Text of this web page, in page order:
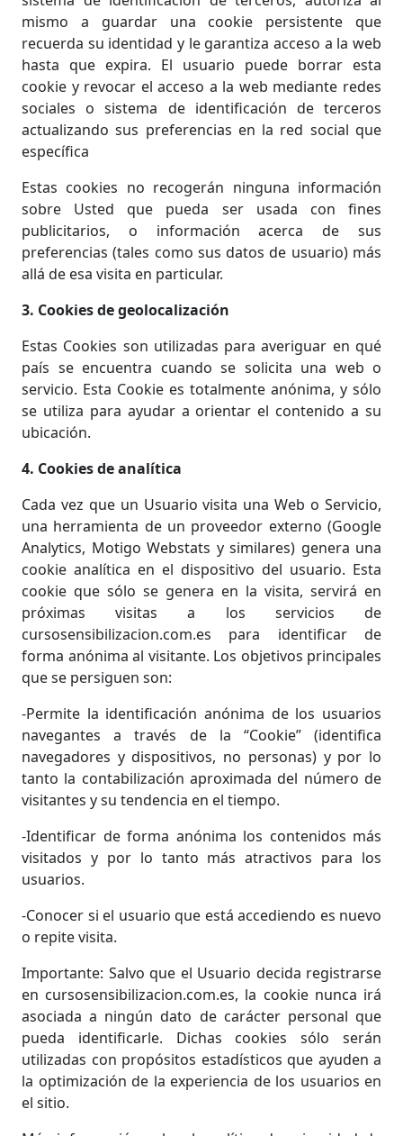
mismo a guardar una cookie persistente que
recuerda su identidad y le garantiza acceso a la web
hasta que expira. El usuario puede borrar esta
cookie y revocar el acceso a la web mediante redes
sociales o sistema de identificación de terceros
actualizando sus preferencias en la red social que
específica
Estas cookies no recogerán ninguna información
sobre Usted que pueda ser usada con fines
publicitarios, o información acerca de sus
preferencias (tales como sus datos de usuario) más
allá de esa visita en particular.
3. Cookies de geolocalización
Estas Cookies son utilizadas para averiguar en qué
país se encuentra cuando se solicita una web o
servicio. Esta Cookie es totalmente anónima, y sólo
se utiliza para ayudar a orientar el contenido a su
ubicación.
4. Cookies de analítica
Cada vez que un Usuario visita una Web o Servicio,
una herramienta de un proveedor externo (Google
Analytics, Motigo Webstats y similares) genera una
cookie analítica en el dispositivo del usuario. Esta
cookie que sólo se genera en la visita, servirá en
próximas visitas a los servicios de
cursosensibilizacion.com.es para identificar de
forma anónima al visitante. Los objetivos principales
que se persiguen son:
-Permite la identificación anónima de los usuarios
navegantes a través de la “Cookie” (identifica
navegadores y dispositivos, no personas) y por lo
tanto la contabilización aproximada del número de
visitantes y su tendencia en el tiempo.
-Identificar de forma anónima los contenidos más
visitados y por lo tanto más atractivos para los
usuarios.
-Conocer si el usuario que está accediendo es nuevo
o repite visita.
Importante: Salvo que el Usuario decida registrarse
en cursosensibilizacion.com.es, la cookie nunca irá
asociada a ningún dato de carácter personal que
pueda identificarle. Dichas cookies sólo serán
utilizadas con propósitos estadísticos que ayuden a
la optimización de la experiencia de los usuarios en
el sitio.